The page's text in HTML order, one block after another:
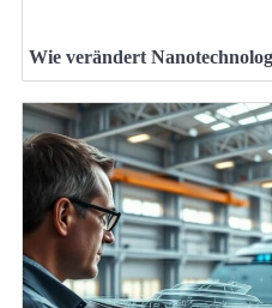
Wie verändert